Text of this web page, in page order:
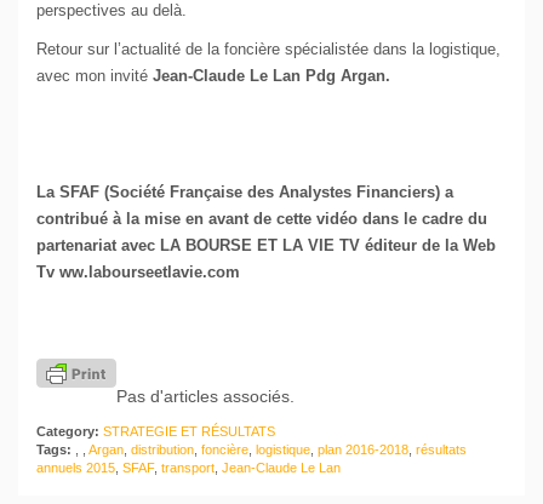
perspectives au delà.
Retour sur l’actualité de la foncière spécialistée dans la logistique,
avec mon invité Jean-Claude Le Lan Pdg Argan.
La SFAF (Société Française des Analystes Financiers) a
contribué à la mise en avant de cette vidéo dans le cadre du
partenariat avec LA BOURSE ET LA VIE TV éditeur de la Web
Tv ww.labourseetlavie.com
Pas d'articles associés.
Category: STRATEGIE ET RÉSULTATS
Tags:
Argan distribution foncière logistique plan 2016-2018 résultats
annuels 2015 SFAF, transport Jean-Claude Le Lan